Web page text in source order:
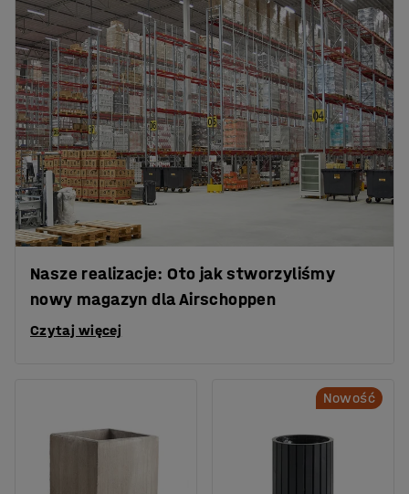
Nasze realizacje: Oto jak stworzyliśmy
nowy magazyn dla Airschoppen
Czytaj więcej
Nowość